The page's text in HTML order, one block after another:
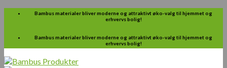
Skip
Bambus materialer bliver moderne og attraktivt øko-valg til hjemmet og
erhvervs bolig!
Bambus materialer bliver moderne og attraktivt øko-valg til hjemmet og
erhvervs bolig!